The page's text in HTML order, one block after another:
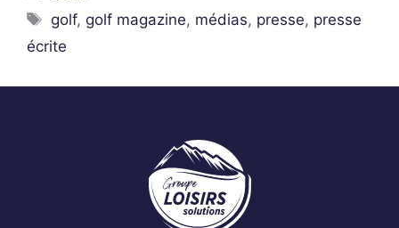
golf, golf magazine, médias, presse, presse
écrite